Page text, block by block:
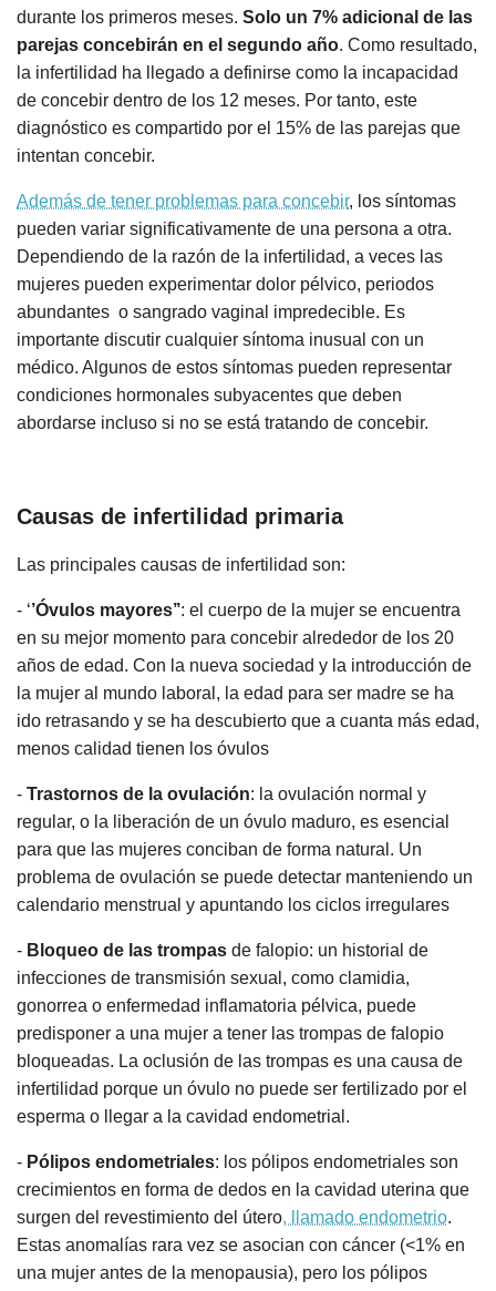
durante los primeros meses. Solo un 7% adicional de las
parejas concebirán en el segundo año. Como resultado,
la infertilidad ha llegado a definirse como la incapacidad
de concebir dentro de los 12 meses. Por tanto, este
diagnóstico es compartido por el 15% de las parejas que
intentan concebir.
Además de tener problemas para concebir, los síntomas
pueden variar significativamente de una persona a otra.
Dependiendo de la razón de la infertilidad, a veces las
mujeres pueden experimentar dolor pélvico, periodos
abundantes o sangrado vaginal impredecible. Es
importante discutir cualquier síntoma inusual con un
médico. Algunos de estos síntomas pueden representar
condiciones hormonales subyacentes que deben
abordarse incluso si no se está tratando de concebir.
Causas de infertilidad primaria
Las principales causas de infertilidad son:
- ‘’Óvulos mayores’’: el cuerpo de la mujer se encuentra
en su mejor momento para concebir alrededor de los 20
años de edad. Con la nueva sociedad y la introducción de
la mujer al mundo laboral, la edad para ser madre se ha
ido retrasando y se ha descubierto que a cuanta más edad,
menos calidad tienen los óvulos
- Trastornos de la ovulación: la ovulación normal y
regular, o la liberación de un óvulo maduro, es esencial
para que las mujeres conciban de forma natural. Un
problema de ovulación se puede detectar manteniendo un
calendario menstrual y apuntando los ciclos irregulares
- Bloqueo de las trompas de falopio: un historial de
infecciones de transmisión sexual, como clamidia,
gonorrea o enfermedad inflamatoria pélvica, puede
predisponer a una mujer a tener las trompas de falopio
bloqueadas. La oclusión de las trompas es una causa de
infertilidad porque un óvulo no puede ser fertilizado por el
esperma o llegar a la cavidad endometrial.
- Pólipos endometriales: los pólipos endometriales son
crecimientos en forma de dedos en la cavidad uterina que
surgen del revestimiento del útero, llamado endometrio.
Estas anomalías rara vez se asocian con cáncer (<1% en
una mujer antes de la menopausia), pero los pólipos